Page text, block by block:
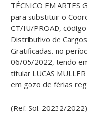
TÉCNICO EM ARTES
para substituir o
CT/IU/PROAD,
Distributivo de
Gratificadas, no
06/05/2022, tendo
titular LUCAS
em gozo de férias
(Ref. Sol. 20232/2022)